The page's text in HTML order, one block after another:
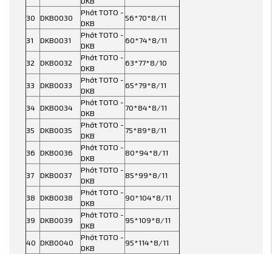
30 DKB0030
Phớt TOTO -
DKB
56*70*8/11
31 DKB0031
Phớt TOTO -
DKB
60*74*8/11
32 DKB0032
Phớt TOTO -
DKB
63*77*8/10
33 DKB0033
Phớt TOTO -
DKB
65*79*8/11
34 DKB0034
Phớt TOTO -
DKB
70*84*8/11
35 DKB0035
Phớt TOTO -
DKB
75*89*8/11
36 DKB0036
Phớt TOTO -
DKB
80*94*8/11
37 DKB0037
Phớt TOTO -
DKB
85*99*8/11
38 DKB0038
Phớt TOTO -
DKB
90*104*8/11
39 DKB0039
Phớt TOTO -
DKB
95*109*8/11
40 DKB0040
Phớt TOTO -
DKB
95*114*8/11